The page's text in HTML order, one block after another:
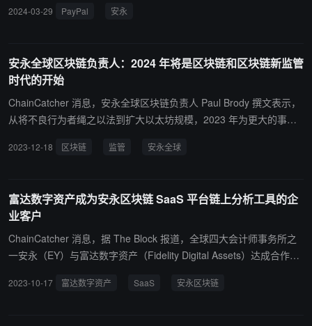
从安永退休。根据安永的政策和惯例，他只有在退休后才能加入上市
2024-03-29 PayPal 安永
安永全球区块链负责人：2024 年将是区块链和区块链新监管
时代的开始
ChainCatcher 消息，安永全球区块链负责人 Paul Brody 撰文表示，
从将不良行为者绳之以法到扩大以太坊规模，2023 年为更大的事情
始，美国市场将增加 ETF，欧洲将根据加密资产市场 (MiCA) 立法开
2023-12-18 区块链 监管 安永全球
富达数字资产成为安永区块链 SaaS 平台链上分析工具的企
业客户
ChainCatcher 消息，据 The Block 报道，全球四大会计师事务所之
一安永（EY）与富达数字资产（Fidelity Digital Assets）达成合作，
企业客户，该工具可帮助其独立获取和查询链上数据，以增强其内部
2023-10-17 富达数字资产 SaaS 安永区块链